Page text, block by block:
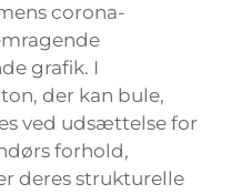
corona-
grafik. I
der kan bule,
ved udsættelse for
forhold,
deres strukturelle